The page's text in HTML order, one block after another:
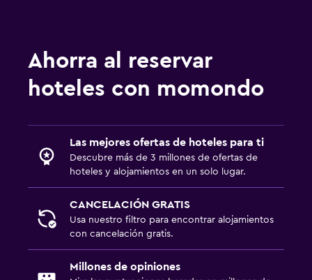
Ahorra al reservar
hoteles con momondo
Las mejores ofertas de hoteles para ti
Descubre más de 3 millones de ofertas de
hoteles y alojamientos en un solo lugar.
CANCELACIÓN GRATIS
Usa nuestro filtro para encontrar alojamientos
con cancelación gratis.
Millones de opiniones